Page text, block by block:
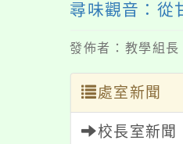
尋味觀音：從
發佈者：教學組
處室新聞
校長室新聞